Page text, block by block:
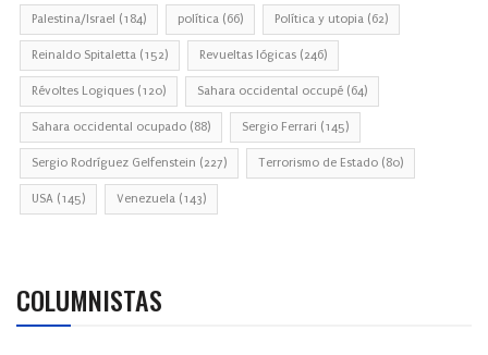
Palestina/Israel (184) política (66) Política y utopia (62)
Reinaldo Spitaletta (152) Revueltas lógicas (246)
Révoltes Logiques (120) Sahara occidental occupé (64)
Sahara occidental ocupado (88) Sergio Ferrari (145)
Sergio Rodríguez Gelfenstein (227) Terrorismo de Estado (80)
USA (145) Venezuela (143)
COLUMNISTAS